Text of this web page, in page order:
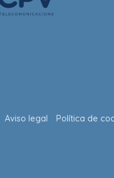
Aviso legal Política de